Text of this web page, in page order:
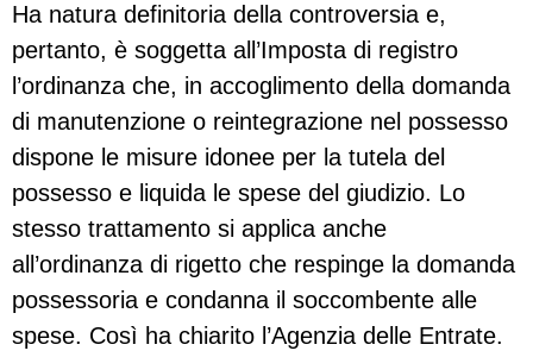
Ha natura definitoria della controversia e,
pertanto, è soggetta all’Imposta di registro
l’ordinanza che, in accoglimento della domanda
di manutenzione o reintegrazione nel possesso
dispone le misure idonee per la tutela del
possesso e liquida le spese del giudizio. Lo
stesso trattamento si applica anche
all’ordinanza di rigetto che respinge la domanda
possessoria e condanna il soccombente alle
spese. Così ha chiarito l’Agenzia delle Entrate.